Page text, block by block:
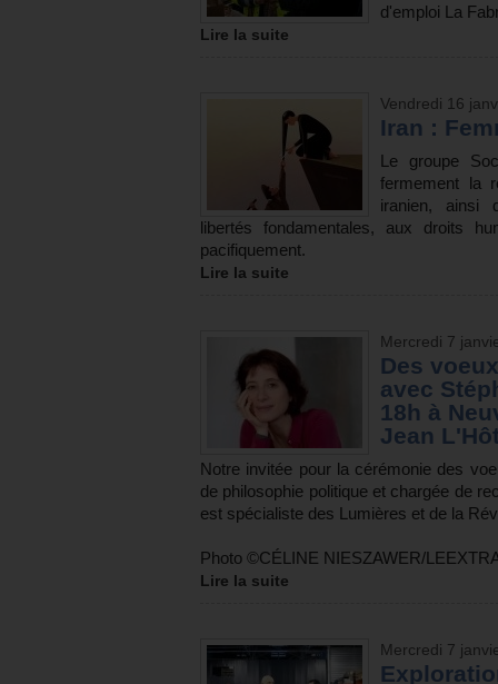
d'emploi La
Lire la suite
Vendredi 16
Iran :
Le groupe
fermement la
iranien, ainsi
libertés fondamentales, aux droits
pacifiquement.
Lire la suite
Mercredi 7
Des
avec
18h à
Jean
Notre invitée pour la cérémonie des
de philosophie politique et chargée de
est spécialiste des Lumières et de la
Photo ©CÉLINE NIESZAWER/
Lire la suite
Mercredi 7